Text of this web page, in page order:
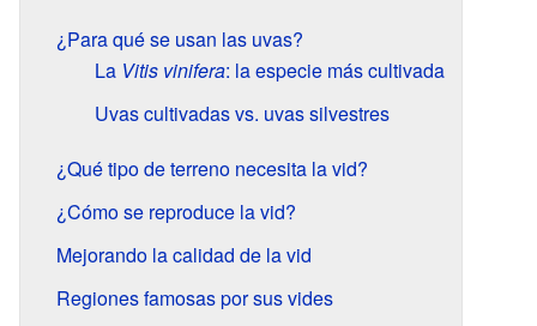
¿Para qué se usan las uvas?
La Vitis vinifera: la especie más cultivada
Uvas cultivadas vs. uvas silvestres
¿Qué tipo de terreno necesita la vid?
¿Cómo se reproduce la vid?
Mejorando la calidad de la vid
Regiones famosas por sus vides